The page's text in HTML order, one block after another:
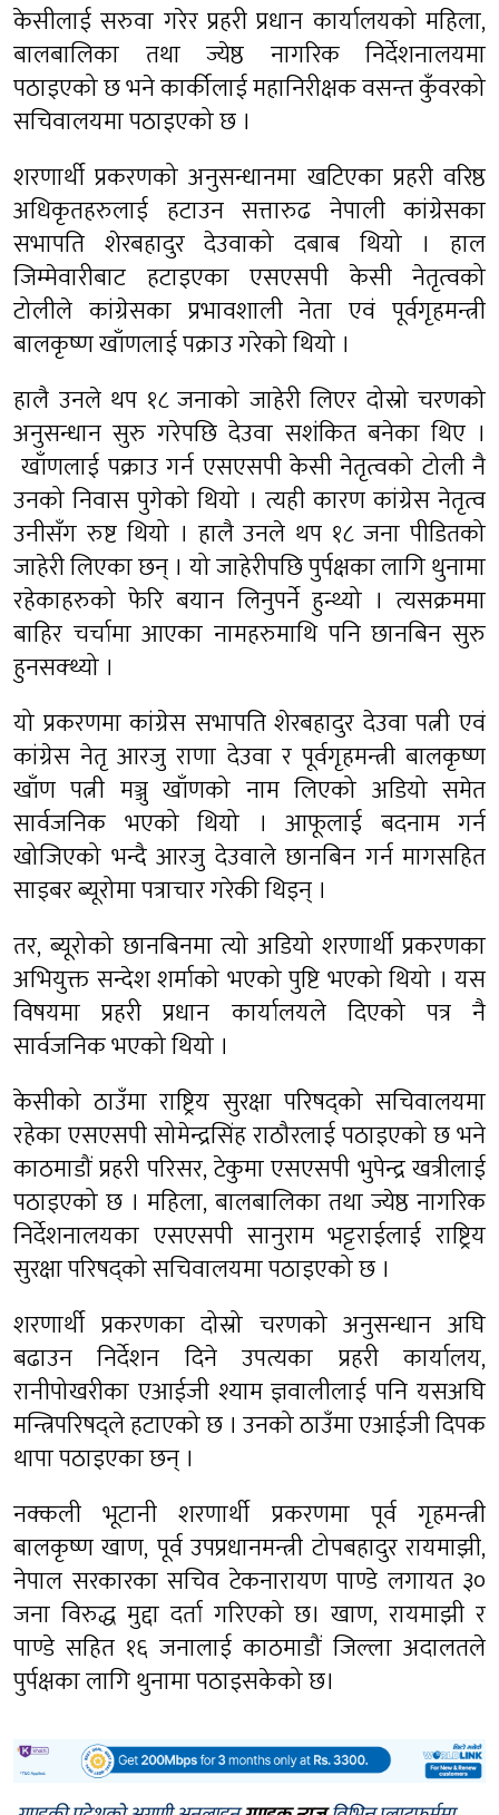
केसीलाई सरुवा गरेर प्रहरी प्रधान कार्यालयको महिला,
बालबालिका तथा ज्येष्ठ नागरिक निर्देशनालयमा
पठाइएको छ भने कार्कीलाई महानिरीक्षक वसन्त कुँवरको
सचिवालयमा पठाइएको छ ।
शरणार्थी प्रकरणको अनुसन्धानमा खटिएका प्रहरी वरिष्ठ
अधिकृतहरुलाई हटाउन सत्तारुढ नेपाली कांग्रेसका
सभापति शेरबहादुर देउवाको दबाब थियो । हाल
जिम्मेवारीबाट हटाइएका एसएसपी केसी नेतृत्वको
टोलीले कांग्रेसका प्रभावशाली नेता एवं पूर्वगृहमन्त्री
बालकृष्ण खाँणलाई पक्राउ गरेको थियो ।
हालै उनले थप १८ जनाको जाहेरी लिएर दोस्रो चरणको
अनुसन्धान सुरु गरेपछि देउवा सशंकित बनेका थिए ।
खाँणलाई पक्राउ गर्न एसएसपी केसी नेतृत्वको टोली नै
उनको निवास पुगेको थियो । त्यही कारण कांग्रेस नेतृत्व
उनीसँग रुष्ट थियो । हालै उनले थप १८ जना पीडितको
जाहेरी लिएका छन् । यो जाहेरीपछि पुर्पक्षका लागि थुनामा
रहेकाहरुको फेरि बयान लिनुपर्ने हुन्थ्यो । त्यसक्रममा
बाहिर चर्चामा आएका नामहरुमाथि पनि छानबिन सुरु
हुनसक्थ्यो ।
यो प्रकरणमा कांग्रेस सभापति शेरबहादुर देउवा पत्नी एवं
कांग्रेस नेतृ आरजु राणा देउवा र पूर्वगृहमन्त्री बालकृष्ण
खाँण पत्नी मञ्जु खाँणको नाम लिएको अडियो समेत
सार्वजनिक भएको थियो । आफूलाई बदनाम गर्न
खोजिएको भन्दै आरजु देउवाले छानबिन गर्न मागसहित
साइबर ब्यूरोमा पत्राचार गरेकी थिइन् ।
तर, ब्यूरोको छानबिनमा त्यो अडियो शरणार्थी प्रकरणका
अभियुक्त सन्देश शर्माको भएको पुष्टि भएको थियो । यस
विषयमा प्रहरी प्रधान कार्यालयले दिएको पत्र नै
सार्वजनिक भएको थियो ।
केसीको ठाउँमा राष्ट्रिय सुरक्षा परिषद्को सचिवालयमा
रहेका एसएसपी सोमेन्द्रसिंह राठौरलाई पठाइएको छ भने
काठमाडौं प्रहरी परिसर, टेकुमा एसएसपी भुपेन्द्र खत्रीलाई
पठाइएको छ । महिला, बालबालिका तथा ज्येष्ठ नागरिक
निर्देशनालयका एसएसपी सानुराम भट्टराईलाई राष्ट्रिय
सुरक्षा परिषद्को सचिवालयमा पठाइएको छ ।
शरणार्थी प्रकरणका दोस्रो चरणको अनुसन्धान अघि
बढाउन निर्देशन दिने उपत्यका प्रहरी कार्यालय,
रानीपोखरीका एआईजी श्याम ज्ञवालीलाई पनि यसअघि
मन्त्रिपरिषद्ले हटाएको छ । उनको ठाउँमा एआईजी दिपक
थापा पठाइएका छन् ।
नक्कली भूटानी शरणार्थी प्रकरणमा पूर्व गृहमन्त्री
बालकृष्ण खाण, पूर्व उपप्रधानमन्त्री टोपबहादुर रायमाझी,
नेपाल सरकारका सचिव टेकनारायण पाण्डे लगायत ३०
जना विरुद्ध मुद्दा दर्ता गरिएको छ। खाण, रायमाझी र
पाण्डे सहित १६ जनालाई काठमाडौं जिल्ला अदालतले
पुर्पक्षका लागि थुनामा पठाइसकेको छ।